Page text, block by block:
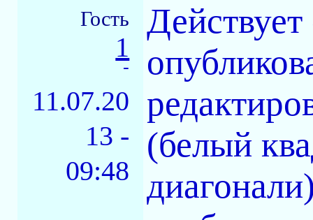
Гость
1
-
11.07.20
13 -
09:48
(белый